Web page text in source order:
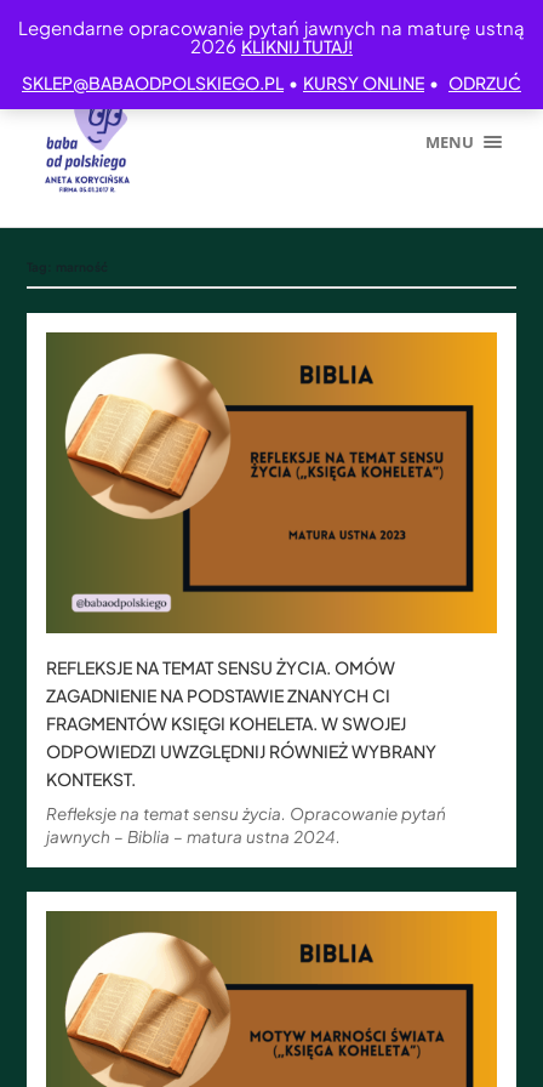
Legendarne opracowanie pytań jawnych na maturę ustną
2026 KLIKNIJ TUTAJ!
SKLEP@BABAODPOLSKIEGO.PL • KURSY ONLINE • ODRZUĆ
MENU
REFLEKSJE NA TEMAT SENSU ŻYCIA. OMÓW
ZAGADNIENIE NA PODSTAWIE ZNANYCH CI
FRAGMENTÓW KSIĘGI KOHELETA. W SWOJEJ
ODPOWIEDZI UWZGLĘDNIJ RÓWNIEŻ WYBRANY
KONTEKST.
Refleksje na temat sensu życia. Opracowanie pytań
jawnych – Biblia – matura ustna 2024.